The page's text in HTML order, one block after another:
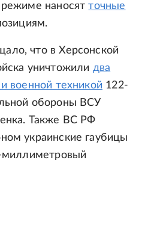
режиме наносятточные
что в Херсонской
уничтожили два
военной техникой 122-
обороны ВСУ
Также ВС РФ
украинские гаубицы